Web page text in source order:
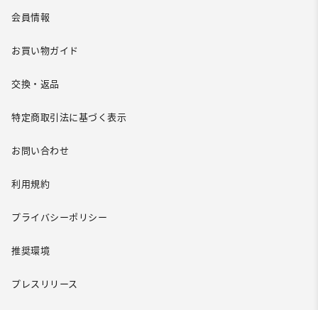
会員情報
お買い物ガイド
交換・返品
特定商取引法に基づく表示
お問い合わせ
利用規約
プライバシーポリシー
推奨環境
プレスリリース